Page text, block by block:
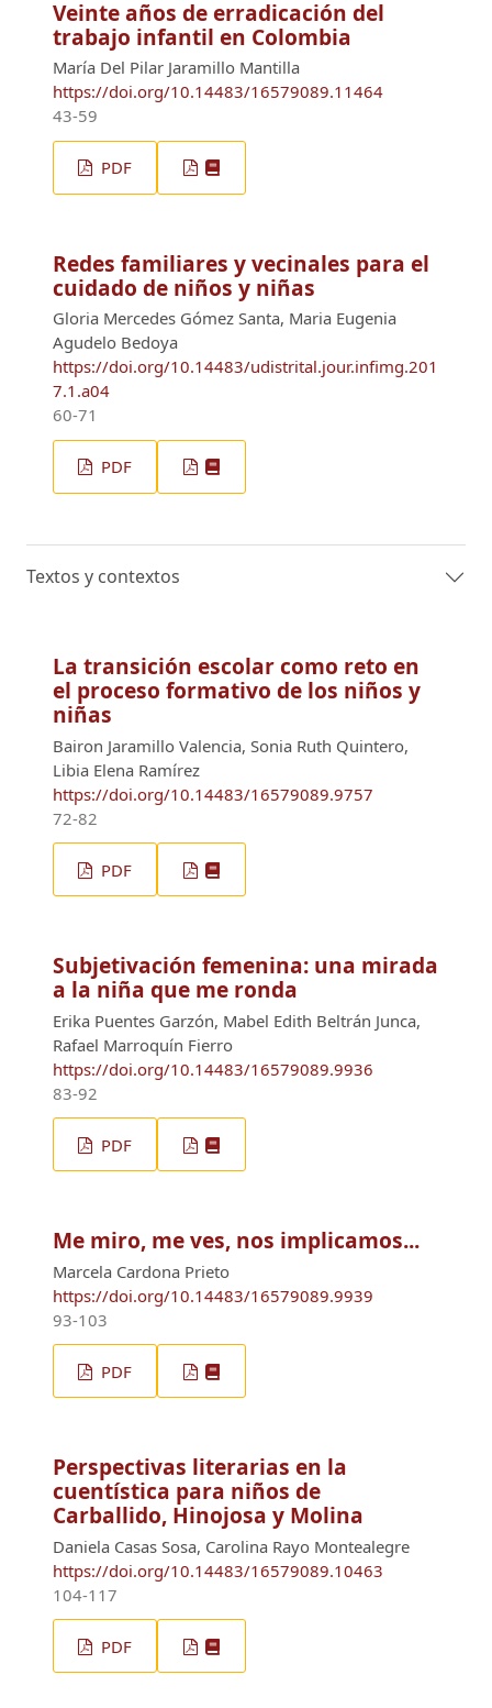
Veinte años de erradicación del
trabajo infantil en Colombia
María Del Pilar Jaramillo Mantilla
https://doi.org/10.14483/16579089.11464
43-59
PDF
Redes familiares y vecinales para el
cuidado de niños y niñas
Gloria Mercedes Gómez Santa, Maria Eugenia
Agudelo Bedoya
https://doi.org/10.14483/udistrital.jour.infimg.201
7.1.a04
60-71
PDF
Textos y contextos
La transición escolar como reto en
el proceso formativo de los niños y
niñas
Bairon Jaramillo Valencia, Sonia Ruth Quintero,
Libia Elena Ramírez
https://doi.org/10.14483/16579089.9757
72-82
PDF
Subjetivación femenina: una mirada
a la niña que me ronda
Erika Puentes Garzón, Mabel Edith Beltrán Junca,
Rafael Marroquín Fierro
https://doi.org/10.14483/16579089.9936
83-92
PDF
Me miro, me ves, nos implicamos...
Marcela Cardona Prieto
https://doi.org/10.14483/16579089.9939
93-103
PDF
Perspectivas literarias en la
cuentística para niños de
Carballido, Hinojosa y Molina
Daniela Casas Sosa, Carolina Rayo Montealegre
https://doi.org/10.14483/16579089.10463
104-117
PDF